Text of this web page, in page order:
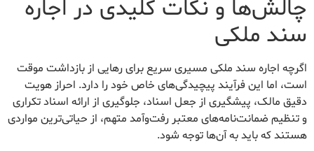
چالش‌ها و نکات کلیدی در اجاره
سند ملکی
اگرچه اجاره سند ملکی مسیری سریع برای رهایی از بازداشت موقت
است، اما این فرآیند پیچیدگی‌های خاص خود را دارد. احراز هویت
دقیق مالک، پیشگیری از جعل اسناد، جلوگیری از ارائه اسناد تکراری
و تنظیم ضمانت‌نامه‌های معتبر رفت‌وآمد متهم، از حیاتی‌ترین مواردی
هستند که باید به آن‌ها توجه شود.